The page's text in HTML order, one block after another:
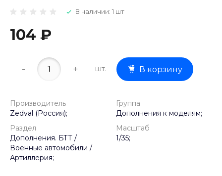
В наличии: 1 шт
104 ₽
- + шт. В корзину
Производитель
Zedval (Россия);
Группа
Дополнения к моделям;
Раздел
Дополнения. БТТ /
Военные автомобили /
Артиллерия;
Масштаб
1/35;